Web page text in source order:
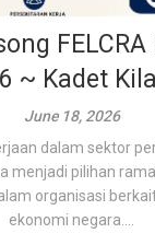
~ Kadet
June 18, 2026
dalam sektor
menjadi pilihan
organisasi
ekonomi negara....